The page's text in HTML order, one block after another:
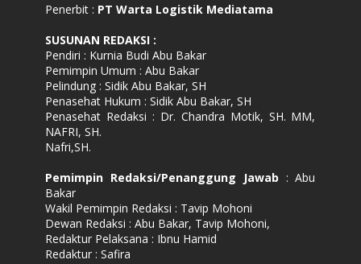
Penerbit : PT Warta Logistik Mediatama
SUSUNAN REDAKSI :
Pendiri : Kurnia Budi Abu Bakar
Pemimpin Umum : Abu Bakar
Pelindung : Sidik Abu Bakar, SH
Penasehat Hukum : Sidik Abu Bakar, SH
Penasehat Redaksi : Dr. Chandra Motik, SH. MM,
NAFRI, SH.
Nafri,SH.
Pemimpin Redaksi/Penanggung Jawab : Abu
Bakar
Wakil Pemimpin Redaksi : Tavip Mohoni
Dewan Redaksi : Abu Bakar, Tavip Mohoni,
Redaktur Pelaksana : Ibnu Hamid
Redaktur : Safira